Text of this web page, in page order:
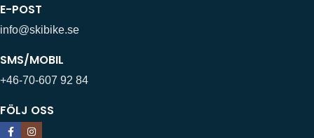
E-POST
info@skibike.se
SMS/MOBIL
+46-70-607 92 84
FÖLJ OSS